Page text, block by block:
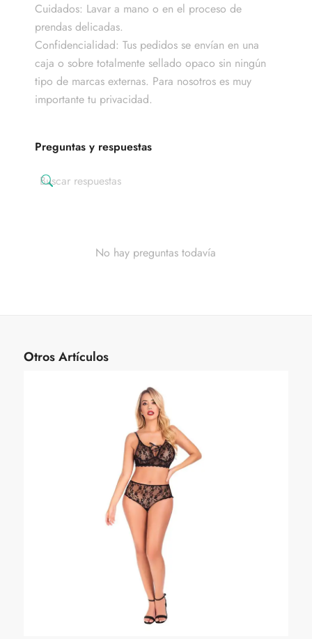
Cuidados: Lavar a mano o en el proceso de
prendas delicadas.
Confidencialidad: Tus pedidos se envían en una
caja o sobre totalmente sellado opaco sin ningún
tipo de marcas externas. Para nosotros es muy
importante tu privacidad.
Preguntas y respuestas
No hay preguntas todavía
Otros Artículos